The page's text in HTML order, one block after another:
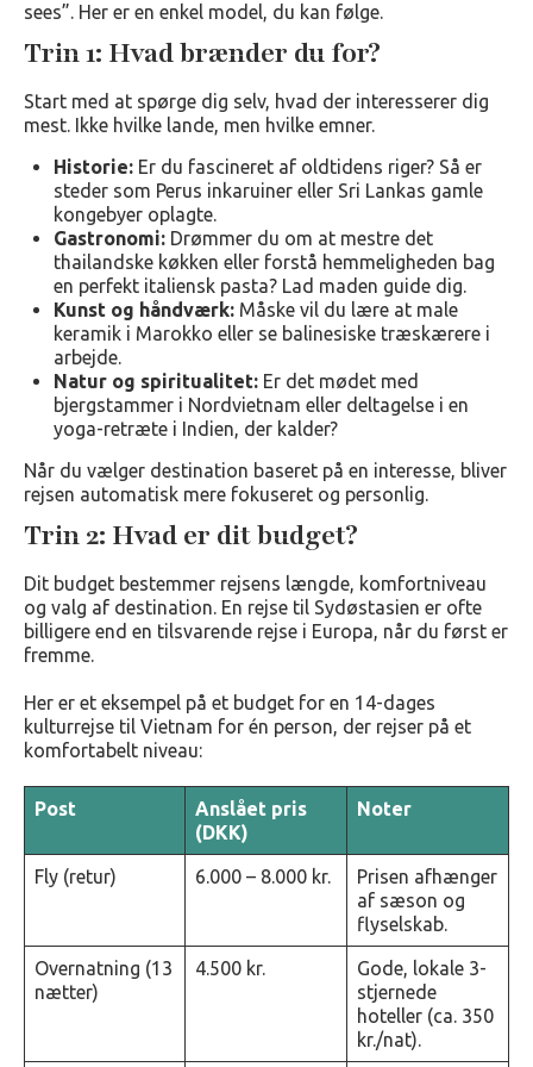
sees”. Her er en enkel model, du kan følge.
Trin 1: Hvad brænder du for?
Start med at spørge dig selv, hvad der interesserer dig
mest. Ikke hvilke lande, men hvilke emner.
Historie: Er du fascineret af oldtidens riger? Så er
steder som Perus inkaruiner eller Sri Lankas gamle
kongebyer oplagte.
Gastronomi: Drømmer du om at mestre det
thailandske køkken eller forstå hemmeligheden bag
en perfekt italiensk pasta? Lad maden guide dig.
Kunst og håndværk: Måske vil du lære at male
keramik i Marokko eller se balinesiske træskærere i
arbejde.
Natur og spiritualitet: Er det mødet med
bjergstammer i Nordvietnam eller deltagelse i en
yoga-retræte i Indien, der kalder?
Når du vælger destination baseret på en interesse, bliver
rejsen automatisk mere fokuseret og personlig.
Trin 2: Hvad er dit budget?
Dit budget bestemmer rejsens længde, komfortniveau
og valg af destination. En rejse til Sydøstasien er ofte
billigere end en tilsvarende rejse i Europa, når du først er
fremme.
Her er et eksempel på et budget for en 14-dages
kulturrejse til Vietnam for én person, der rejser på et
komfortabelt niveau:
Post
Anslået pris
(DKK)
Noter
Fly (retur) 6.000 – 8.000 kr.
Prisen afhænger
af sæson og
flyselskab.
Overnatning (13
nætter)
4.500 kr.
Gode, lokale 3-
stjernede
hoteller (ca. 350
kr./nat).